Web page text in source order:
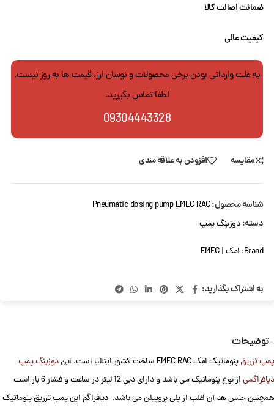
ضمانت اصالت کالا
کیفیت عالی
به علت وارداتی بودن برخی محصولات و نوسان ارز، قیمت ها به روز نیست.
لطفا تماس بگیرید.
09304443328
مقایسه افزودن به علاقه مندی
شناسه محصول:Pneumatic dosing pump EMEC RAC
دسته: دوزینگ پمپ
Brand: امک | EMEC
به اشتراک بگذارید:
توضیحات
پمپ تزریقپنوماتیک امک EMEC RAC ساخت کشور ایتالیا است. این
دوزینگ پمپ
دیافراگمی
از نوع پنوماتیک می باشد و دارای دبی 12 لیتر در ساعت و فشار 6 بار است
همچنین جنس هد آن اغلب از پلی پروپیلن می باشد. دیافراگم این پمپ تزریق پنوماتیک